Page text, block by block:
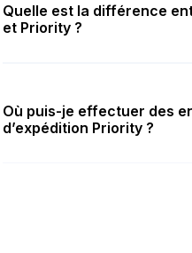
Quelle est la différence
et Priority ?
Où puis-je effectuer des
d’expédition Priority ?